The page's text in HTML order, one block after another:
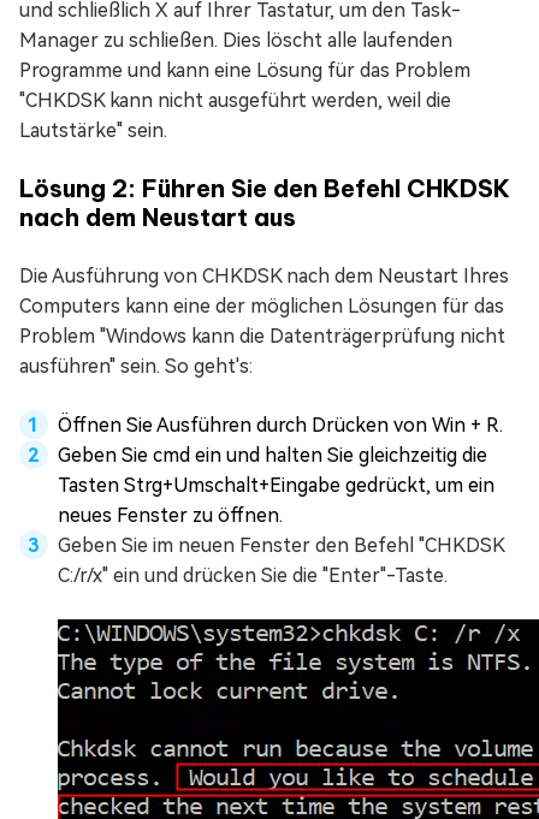
und schließlich X auf Ihrer Tastatur, um den Task-
Manager zu schließen. Dies löscht alle laufenden
Programme und kann eine Lösung für das Problem
"CHKDSK kann nicht ausgeführt werden, weil die
Lautstärke" sein.
Lösung 2: Führen Sie den Befehl CHKDSK
nach dem Neustart aus
Die Ausführung von CHKDSK nach dem Neustart Ihres
Computers kann eine der möglichen Lösungen für das
Problem "Windows kann die Datenträgerprüfung nicht
ausführen" sein. So geht's:
Öffnen Sie Ausführen durch Drücken von Win + R.
Geben Sie cmd ein und halten Sie gleichzeitig die
Tasten Strg+Umschalt+Eingabe gedrückt, um ein
neues Fenster zu öffnen.
Geben Sie im neuen Fenster den Befehl "CHKDSK
C:/r/x" ein und drücken Sie die "Enter"-Taste.